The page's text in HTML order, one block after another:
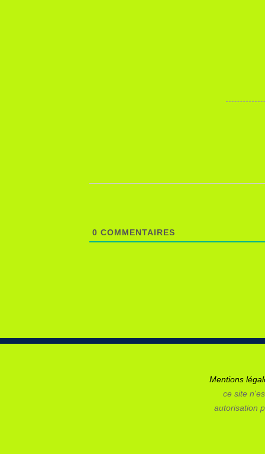
0 COMMENTAIRES
Mentions
ce site
autorisation